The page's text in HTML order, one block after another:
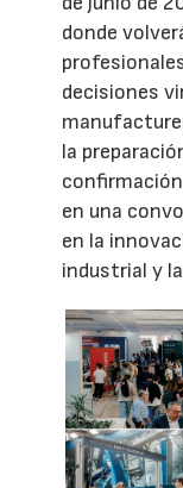
donde
decisiones
la
en una
en la
industrial y